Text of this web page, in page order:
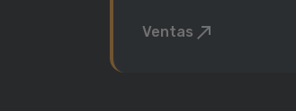
Ventas